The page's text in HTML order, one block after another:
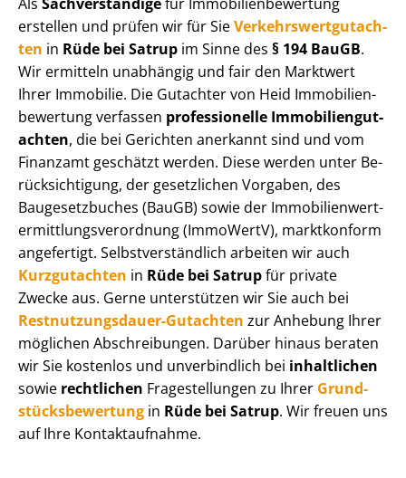
erstellen und prüfen wir für SieVer­kehrs­wert­gut­ach­
ten in Rüde bei Satrup im Sinne des § 194 BauGB.
Wir ermitteln unabhängig und fair den Marktwert
Ihrer Immobilie. Die Gutachter von Heid Im­mo­bi­li­en­
be­wer­tung verfassen professionelle Im­mo­bi­li­en­gut­
ach­ten, die bei Gerichten anerkannt sind und vom
Finanzamt geschätzt werden. Diese werden unter Be­
rück­sich­ti­gung, der gesetzlichen Vorgaben, des
Baugesetzbuches (BauGB) sowie der Im­mo­bi­li­en­wert­
ermitt­lungs­ver­ord­nung (ImmoWertV), marktkonform
angefertigt. Selbst­ver­ständ­lich arbeiten wir auch
Kurzgutachten in Rüde bei Satrupfür private
Zwecke aus. Gerne unterstützen wir Sie auch bei
Rest­nut­zungs­dau­er-Gutachten zur Anhebung Ihrer
möglichen Abschreibungen. Darüber hinaus beraten
wir Sie kostenlos und unverbindlich bei inhaltlichen
sowie rechtlichen Fragestellungen zu Ihrer Grund­
stücks­be­wer­tung in Rüde bei Satrup. Wir freuen uns
auf Ihre Kontaktaufnahme.